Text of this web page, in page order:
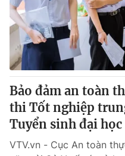
Bảo đảm an toàn
thi Tốt nghiệp
Tuyển sinh đại học
VTV.vn - Cục An toàn